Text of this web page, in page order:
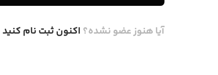
هنوز عضو نشده؟اکنون ثبت نام کنید